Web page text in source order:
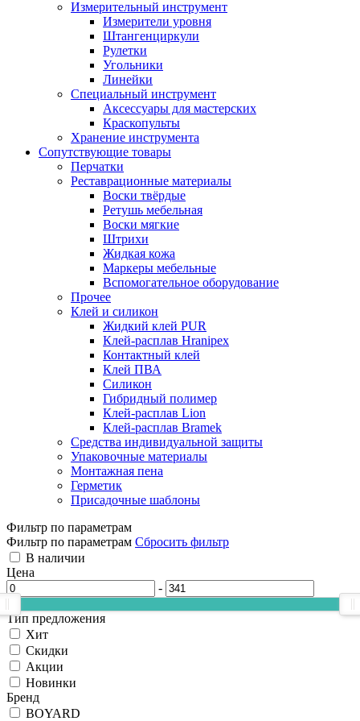
Измерительный инструмент
Измерители уровня
Штангенциркули
Рулетки
Угольники
Линейки
Специальный инструмент
Аксессуары для мастерских
Краскопульты
Хранение инструмента
Сопутствующие товары
Перчатки
Реставрационные материалы
Воски твёрдые
Ретушь мебельная
Воски мягкие
Штрихи
Жидкая кожа
Маркеры мебельные
Вспомогательное оборудование
Прочее
Клей и силикон
Жидкий клей PUR
Клей-расплав Hranipex
Контактный клей
Клей ПВА
Силикон
Гибридный полимер
Клей-расплав Lion
Клей-расплав Bramek
Средства индивидуальной защиты
Упаковочные материалы
Монтажная пена
Герметик
Присадочные шаблоны
Фильтр по параметрам
Фильтр по параметрам Сбросить фильтр
В наличии
Цена
-
Тип предложения
Хит
Скидки
Акции
Новинки
Бренд
BOYARD